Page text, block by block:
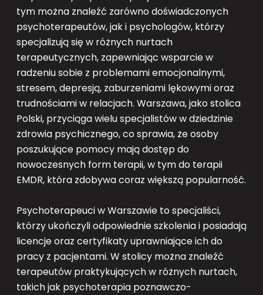
tym można znaleźć zarówno doświadczonych
psychoterapeutów, jak i psychologów, którzy
specjalizują się w różnych nurtach
terapeutycznych, zapewniając wsparcie w
radzeniu sobie z problemami emocjonalnymi,
stresem, depresją, zaburzeniami lękowymi oraz
trudnościami w relacjach. Warszawa, jako stolica
Polski, przyciąga wielu specjalistów w dziedzinie
zdrowia psychicznego, co sprawia, że osoby
poszukujące pomocy mają dostęp do
nowoczesnych form terapii, w tym do terapii
EMDR, która zdobywa coraz większą popularność.
Psychoterapeuci w Warszawie to specjaliści,
którzy ukończyli odpowiednie szkolenia i posiadają
licencje oraz certyfikaty uprawniające ich do
pracy z pacjentami. W stolicy można znaleźć
terapeutów praktykujących w różnych nurtach,
takich jak psychoterapia poznawczo-